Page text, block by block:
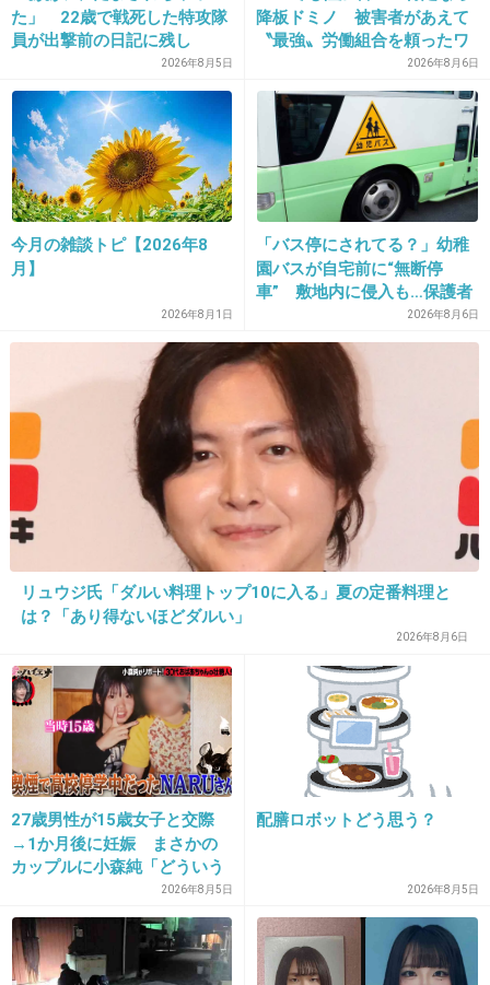
-24
14. 匿名 2019/02/10(日) 22:13:46
どんな話してるんだろｗ
-2
15. 匿名
+84 -2
16. 匿名 2019/02/10(日) 22:13:59
もう35歳なんだ。
+9
17. 匿名 2019/02/10(日) 22:14:11
性格悪いと思うけど、整形した芸能人達がお直
しできなくなる年齢になるのが少し、楽しみ笑
どんな風に崩れていくんだろうね、歳とったら
+77 -4
た」 22歳で戦死した特攻隊
員が出撃前の日記に残し
2026年8月5日
降板ドミノ 被害者があえて
〝最強〟労働組合を頼ったワ
2026年8月6日
今月の雑談トピ【2026年8
月】
2026年8月1日
「バス停にされてる？」幼稚
園バスが自宅前に“無断停
車” 敷地内に侵入も…保護者
マナーに「我慢の限界」2026年8月6日
リュウジ氏「ダルい料理トップ10に入る」夏の定番料理と
は？「あり得ないほどダルい」
2026年8月6日
27歳男性が15歳女子と交際
→1か月後に妊娠 まさかの
カップルに小森純「どういう
事？だいぶあぶねぇよ」2026年8月5日
配膳ロボットどう思う？
2026年8月5日